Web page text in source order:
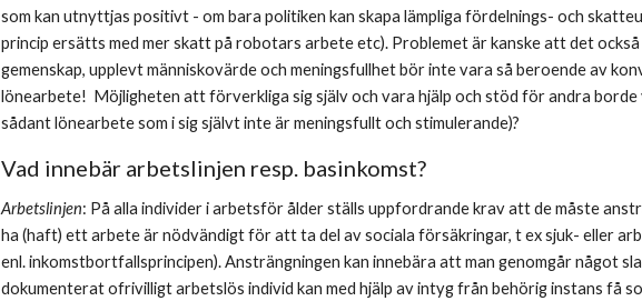
som kan utnyttjas positivt - om bara politiken kan skapa lämpliga fördelnings- och
princip ersätts med mer skatt på robotars arbete etc). Problemet är kanske att det
gemenskap, upplevt människovärde och meningsfullhet bör inte vara så beroende av
lönearbete!  Möjligheten att förverkliga sig själv och vara hjälp och stöd för andra borde
sådant lönearbete som i sig självt inte är meningsfullt och stimulerande)?
Vad innebär arbetslinjen resp. basinkomst?
Arbetslinjen: På alla individer i arbetsför ålder ställs uppfordrande krav att de måste
ha (haft) ett arbete är nödvändigt för att ta del av sociala försäkringar, t ex sjuk- eller
enl. inkomstbortfallsprincipen). Ansträngningen kan innebära att man genomgår något
dokumenterat ofrivilligt arbetslös individ kan med hjälp av intyg från behörig instans få